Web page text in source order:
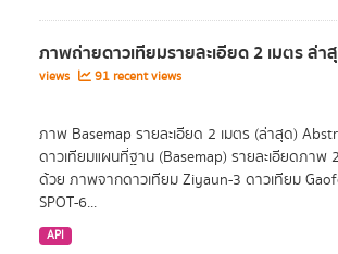
ภาพถ่ายดาวเทียมรายละเอียด 2 เมตร ล่า
views
91 recent views
ภาพ Basemap รายละเอียด 2 เมตร (ล่าสุด)
ดาวเทียมแผนที่ฐาน (Basemap) รายละเอียดภาพ
ด้วย ภาพจากดาวเทียม Ziyaun-3 ดาวเทียม
SPOT-6...
API